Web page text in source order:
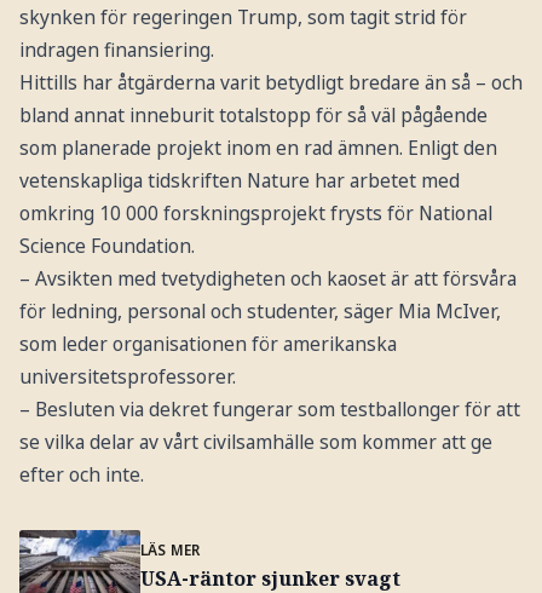
skynken för regeringen Trump, som tagit strid för
indragen finansiering.
Hittills har åtgärderna varit betydligt bredare än så – och
bland annat inneburit totalstopp för så väl pågående
som planerade projekt inom en rad ämnen. Enligt den
vetenskapliga tidskriften Nature har arbetet med
omkring 10 000 forskningsprojekt frysts för National
Science Foundation.
– Avsikten med tvetydigheten och kaoset är att försvåra
för ledning, personal och studenter, säger Mia McIver,
som leder organisationen för amerikanska
universitetsprofessorer.
– Besluten via dekret fungerar som testballonger för att
se vilka delar av vårt civilsamhälle som kommer att ge
efter och inte.
LÄS MER
USA-räntor sjunker svagt